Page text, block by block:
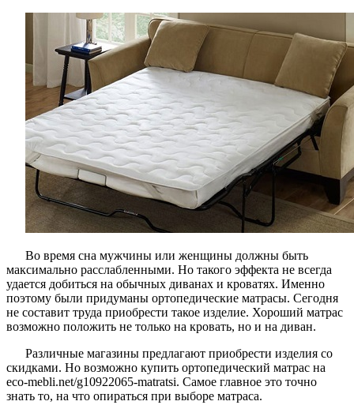
Во время сна мужчины или женщины должны быть
максимально расслабленными. Но такого эффекта не всегда
удается добиться на обычных диванах и кроватях. Именно
поэтому были придуманы ортопедические матрасы. Сегодня
не составит труда приобрести такое изделие. Хороший матрас
возможно положить не только на кровать, но и на диван.
Различные магазины предлагают приобрести изделия со
скидками. Но возможно купить ортопедический матрас на
eco-mebli.net/g10922065-matratsi. Самое главное это точно
знать то, на что опираться при выборе матраса.